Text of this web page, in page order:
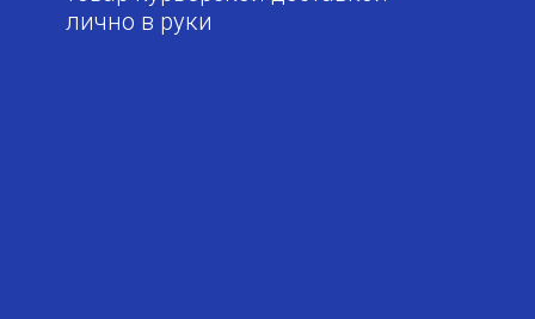
лично в руки